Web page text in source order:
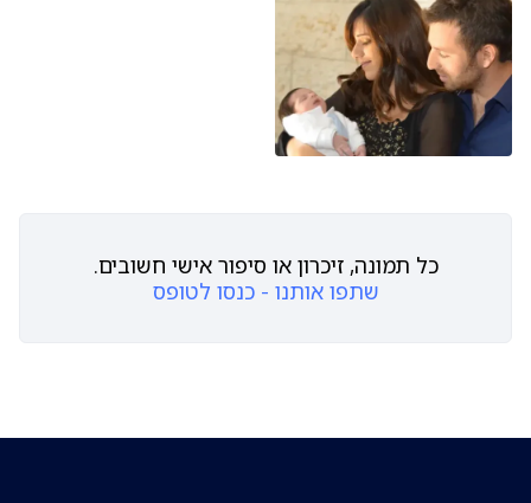
כל תמונה, זיכרון או סיפור אישי חשובים.
שתפו אותנו - כנסו לטופס